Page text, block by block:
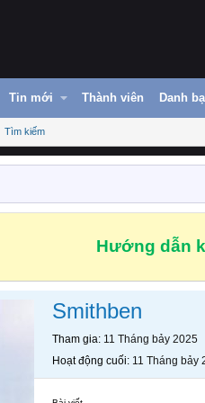
Tin mới Thành viên Danh bạ
Tìm kiếm
Hướng dẫn
Smithben
Tham gia 11 Tháng bảy 2025
Hoạt động cuối 11 Tháng bảy